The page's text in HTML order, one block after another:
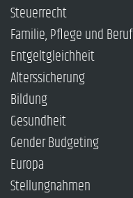
Steuerrecht
Familie, Pflege und Beruf
Entgeltgleichheit
Alterssicherung
Bildung
Gesundheit
Gender Budgeting
Europa
Stellungnahmen